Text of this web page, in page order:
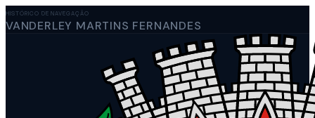
HISTÓRICO DE NAVEGAÇÃO
VANDERLEY MARTINS FERNANDES